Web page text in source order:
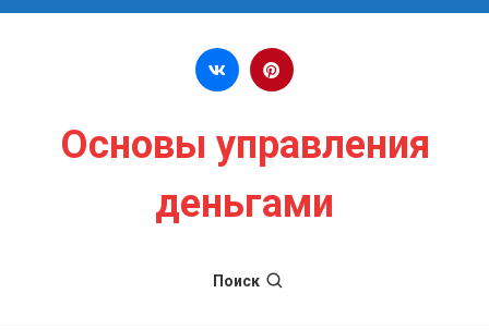
Перейти к содержимому
Основы управления
деньгами
Поиск